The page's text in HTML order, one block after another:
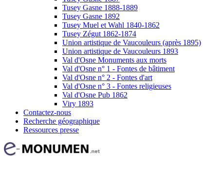
Tusey Gasne 1888-1889
Tusey Gasne 1892
Tusey Muel et Wahl 1840-1862
Tusey Zégut 1862-1874
Union artistique de Vaucouleurs (après 1895)
Union artistique de Vaucouleurs 1893
Val d'Osne Monuments aux morts
Val d'Osne n° 1 - Fontes de bâtiment
Val d'Osne n° 2 - Fontes d'art
Val d'Osne n° 3 - Fontes religieuses
Val d'Osne Pub 1862
Viry 1893
Contactez-nous
Recherche géographique
Ressources presse